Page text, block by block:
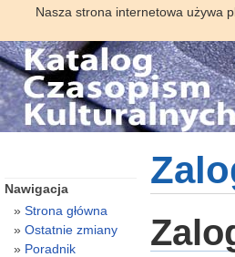
Nasza strona internetowa używa
Nawigacja
Strona główna
Ostatnie zmiany
Poradnik